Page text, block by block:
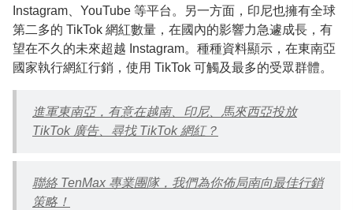
Instagram、YouTube 等平台。另一方面，印尼也擁有全球
第二多的 TikTok 網紅數量，在國內的影響力急遽成長，有
望在不久的未來超越 Instagram。種種資料顯示，在東南亞
國家執行網紅行銷，使用 TikTok 可觸及最多的受眾群體。
進軍東南亞，有意在越南、印尼、馬來西亞投放
TikTok 廣告、尋找 TikTok 網紅？
聯絡 TenMax 專業團隊，我們為你佈局南向最佳行銷
策略！